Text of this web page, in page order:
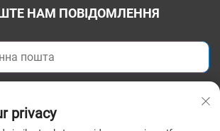
НАМ ПОВІДОМЛЕННЯ
privacy